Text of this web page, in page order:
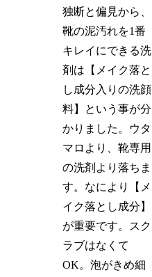
独断と偏見から、
靴の泥汚れを1番
キレイにできる洗
剤は【メイク落と
し成分入りの洗顔
料】という事が分
かりました。ウタ
マロより、靴専用
の洗剤より落ちま
す。なにより【メ
イク落とし成分】
が重要です。スク
ラブはなくて
OK。泡がきめ細